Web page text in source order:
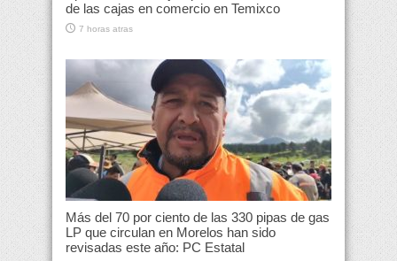
de las cajas en comercio en Temixco
7 horas atras
Más del 70 por ciento de las 330 pipas de gas
LP que circulan en Morelos han sido
revisadas este año: PC Estatal